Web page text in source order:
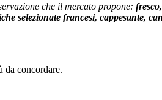
che il mercato propone:
selezionate francesi, cappesante,
da concordare.